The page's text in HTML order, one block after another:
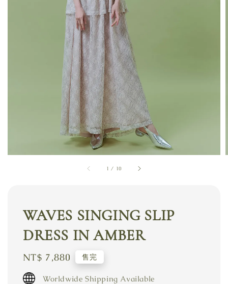
1 / 10
WAVES SINGING SLIP
DRESS IN AMBER
Regular
price
NT$ 7,880 售完
Worldwide Shipping Available